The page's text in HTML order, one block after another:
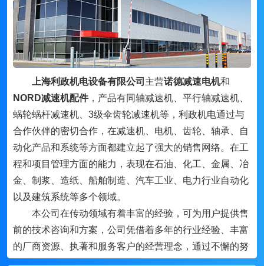
上海利政机电设备有限公司 主营诺德减速电机和
NORD减速机配件，产品有同轴减速机、平行轴减速机、
蜗轮蜗杆减速机、3级伞齿轮减速机等，利政机电通过与
合作伙伴的密切合作，在减速机、电机、齿轮、轴承、自
动化产品和系统等方面都建立起了强大的销售网络。在工
程和项目管理方面的能力，表现在石油、化工、金属、冶
金、制浆、造纸、船舶制造、汽车工业、电力行业自动化
以及建筑系统等多个领域。
本公司在传动领域有着丰富的经验，可为用户提供售
前的技术咨询和方案，公司凭借着多年的行业经验、丰富
的厂商资源、执著和服务客户的经营理念，通过不懈的努
力，与国内外的机电行业品牌及许多厂家密切合作，形成